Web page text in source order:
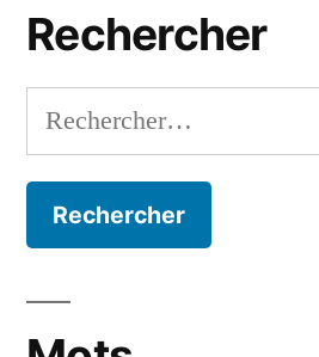
Rechercher
Rechercher :